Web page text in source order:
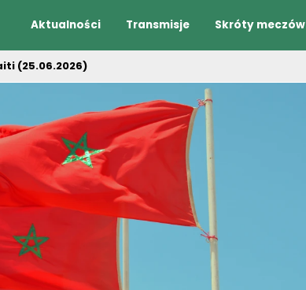
Aktualności Transmisje Skróty meczów
(25.06.2026)